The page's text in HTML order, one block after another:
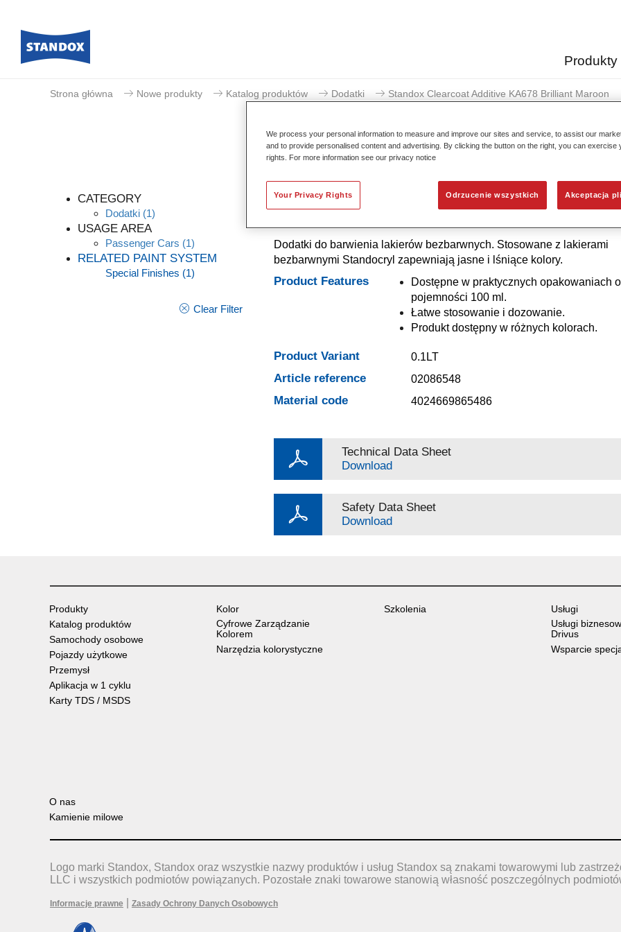
Produkty
Strona główna Nowe produkty Katalog produktów Dodatki Standox Clearcoat Additive KA678 Brilliant Maroon
CATEGORY
Dodatki (1)
USAGE AREA
Passenger Cars (1)
RELATED PAINT SYSTEM
Special Finishes (1)
Clear Filter
Standox Clearcoat Additive
Dodatki do barwienia lakierów bezbarwnych. Stosowane z lakierami
bezbarwnymi Standocryl zapewniają jasne i lśniące kolory.
Product Features
Dostępne w praktycznych opakowaniach o
pojemności 100 ml.
Łatwe stosowanie i dozowanie.
Produkt dostępny w różnych kolorach.
Product Variant 0.1LT
Article reference 02086548
Material code 4024669865486
Technical Data Sheet
Download
Safety Data Sheet
Download
Produkty
Katalog produktów
Samochody osobowe
Pojazdy użytkowe
Przemysł
Aplikacja w 1 cyklu
Karty TDS / MSDS
Kolor
Cyfrowe Zarządzanie
Kolorem
Narzędzia kolorystyczne
Szkolenia
Usługi
Usługi
Drivus
Wsparcie
O nas
Kamienie milowe
Logo marki Standox, Standox oraz wszystkie nazwy produktów i usług Standox są znakami towarowymi lub
LLC i wszystkich podmiotów powiązanych. Pozostałe znaki towarowe stanowią własność poszczególnych
Informacje prawne Zasady Ochrony Danych Osobowych
We process your personal information to measure and improve our sites and service, to assist our
and to provide personalised content and advertising. By clicking the button on the right, you can exercise
rights. For more information see our privacy notice
Odrzucenie wszystkich Akceptacja
Your Privacy Rights